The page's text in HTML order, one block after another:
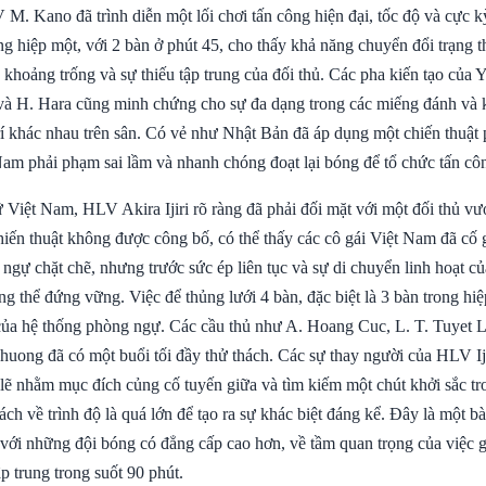
M. Kano đã trình diễn một lối chơi tấn công hiện đại, tốc độ và cực
hiệp một, với 2 bàn ở phút 45, cho thấy khả năng chuyển đổi trạng
khoảng trống và sự thiếu tập trung của đối thủ. Các pha kiến tạo của
H. Hara cũng minh chứng cho sự đa dạng trong các miếng đánh và
nhau trên sân. Có vẻ như Nhật Bản đã áp dụng một chiến thuật
phải phạm sai lầm và nhanh chóng đoạt lại bóng để tổ chức tấn
Việt Nam, HLV Akira Ijiri rõ ràng đã phải đối mặt với một đối thủ
thuật không được công bố, có thể thấy các cô gái Việt Nam đã cố
chặt chẽ, nhưng trước sức ép liên tục và sự di chuyển linh hoạt
thể đứng vững. Việc để thủng lưới 4 bàn, đặc biệt là 3 bàn trong
hệ thống phòng ngự. Các cầu thủ như A. Hoang Cuc, L. T. Tuyet
đã có một buổi tối đầy thử thách. Các sự thay người của HLV
nhằm mục đích củng cố tuyến giữa và tìm kiếm một chút khởi sắc
về trình độ là quá lớn để tạo ra sự khác biệt đáng kể. Đây là một
những đội bóng có đẳng cấp cao hơn, về tầm quan trọng của việc
trung trong suốt 90 phút.